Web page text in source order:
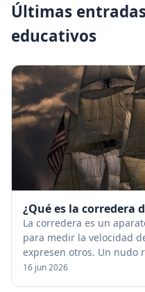
Últimas
educativos
¿Qué es la corredera
La corredera es un
para medir la velocidad
expresen otros. Un nudo
2 km/h. La velocidad de
16 jun 2026